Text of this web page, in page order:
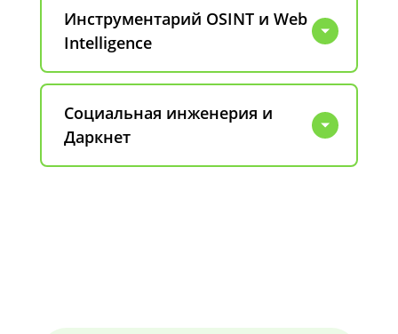
Инструментарий OSINT и Web
Intelligence
Социальная инженерия и
Даркнет